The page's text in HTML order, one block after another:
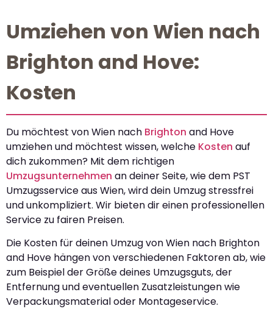
Umziehen von Wien nach
Brighton and Hove:
Kosten
Du möchtest von Wien nach Brighton and Hove
umziehen und möchtest wissen, welche Kosten auf
dich zukommen? Mit dem richtigen
Umzugsunternehmen an deiner Seite, wie dem PST
Umzugsservice aus Wien, wird dein Umzug stressfrei
und unkompliziert. Wir bieten dir einen professionellen
Service zu fairen Preisen.
Die Kosten für deinen Umzug von Wien nach Brighton
and Hove hängen von verschiedenen Faktoren ab, wie
zum Beispiel der Größe deines Umzugsguts, der
Entfernung und eventuellen Zusatzleistungen wie
Verpackungsmaterial oder Montageservice.